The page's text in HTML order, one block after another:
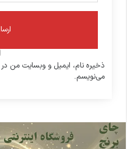
ذخیره نام، ایمیل و وبسایت من در
می‌نویسم.